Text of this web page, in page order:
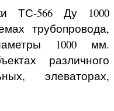
ТС-566 Ду 1000
трубопровода,
1000 мм.
различного
элеваторах,